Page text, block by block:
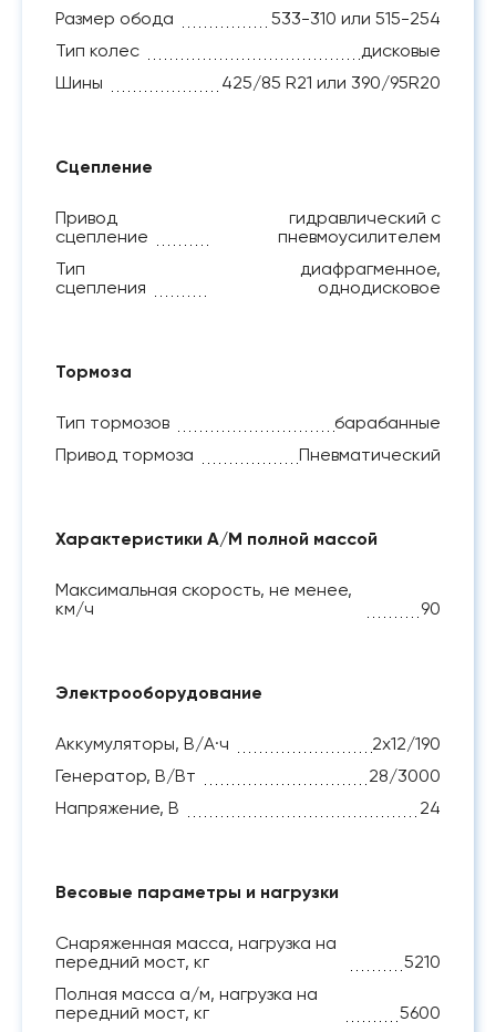
Размер обода
533-310 или 515-254
Тип колес
дисковые
Шины
425/85 R21 или 390/95R20
Сцепление
Привод
сцепление
гидравлический с
пневмоусилителем
Тип
сцепления
диафрагменное,
однодисковое
Тормоза
Тип тормозов
барабанные
Привод тормоза
Пневматический
Характеристики А/М полной массой
Максимальная скорость, не менее,
км/ч
90
Электрооборудование
Аккумуляторы, В/А·ч
2х12/190
Генератор, В/Вт
28/3000
Напряжение, B
24
Весовые параметры и нагрузки
Снаряженная масса, нагрузка на
передний мост, кг
5210
Полная масса а/м, нагрузка на
передний мост, кг
5600